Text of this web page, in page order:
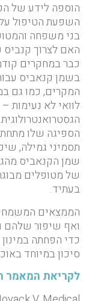
הוספה לידע של
השפעת הטיפול
בני משפחה
האם לצרוך קנביס
כבר במחקרים
בשמן קנאביס
המקרים, כמו גם
לוואי לא נעימות
הספיגה שלו
תסמיני גמילה,
שמן הקנאביס
של מטופלים
בעתיד.
הממצאים
ואף שיפור שלהם
כדי הפחתה
סיכון במיוחד
לקריאת המאמר